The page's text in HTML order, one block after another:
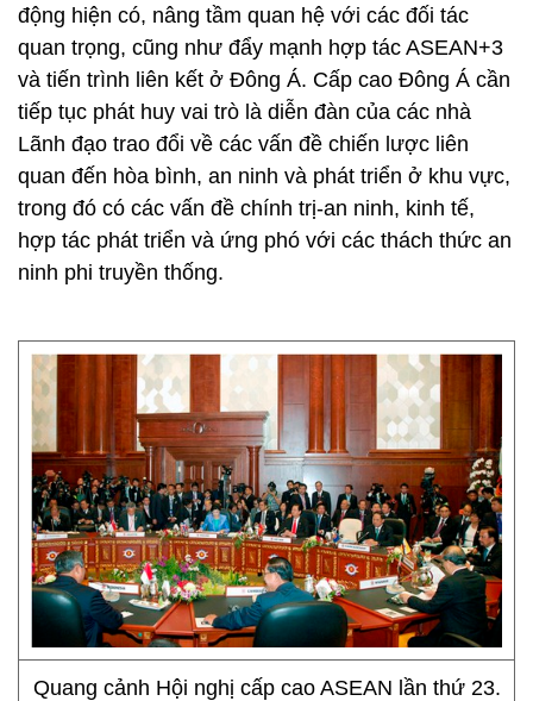
động hiện có, nâng tầm quan hệ với các đối tác
quan trọng, cũng như đẩy mạnh hợp tác ASEAN+3
và tiến trình liên kết ở Đông Á. Cấp cao Đông Á cần
tiếp tục phát huy vai trò là diễn đàn của các nhà
Lãnh đạo trao đổi về các vấn đề chiến lược liên
quan đến hòa bình, an ninh và phát triển ở khu vực,
trong đó có các vấn đề chính trị-an ninh, kinh tế,
hợp tác phát triển và ứng phó với các thách thức an
ninh phi truyền thống.
Quang cảnh Hội nghị cấp cao ASEAN lần thứ 23.